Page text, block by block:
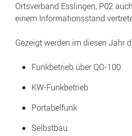
Ortsverband Esslingen, P02
einem Informationsstand
Gezeigt werden im diesen Jahr
Funkbetrieb über QO-100
KW-Funkbetrieb
Portabelfunk
Selbstbau